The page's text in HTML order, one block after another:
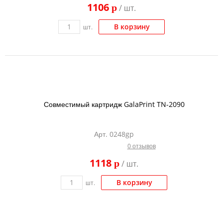
1106 p/ шт.
шт. В корзину
Совместимый картридж GalaPrint TN-2090
Арт. 0248gp
0 отзывов
1118 p/ шт.
шт. В корзину